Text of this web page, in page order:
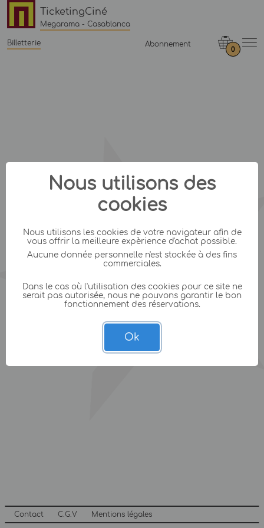
TicketingCiné
Megarama - Casablanca
Billetterie Abonnement
0
Contact C.G.V Mentions légales
Nous utilisons des
cookies
Nous utilisons les cookies de votre navigateur afin de
vous offrir la meilleure expèrience d'achat possible.
Aucune donnée personnelle n'est stockée à des fins
commerciales.
Dans le cas où l'utilisation des cookies pour ce site ne
serait pas autorisée, nous ne pouvons garantir le bon
fonctionnement des réservations.
Ok